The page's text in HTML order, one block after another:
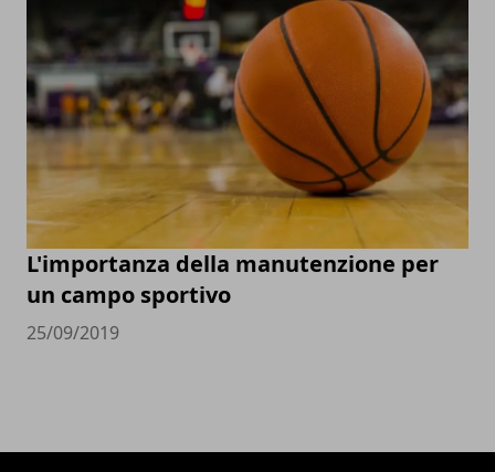
L'importanza della manutenzione per
un campo sportivo
25/09/2019